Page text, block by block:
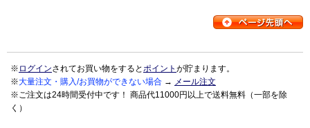
※ ログインされてお買い物をすると ポイント が貯まります。
※大量注文・購入/お買物ができない場合 → メール注文
※ご注文は24時間受付中です！ 商品代11000円以上で送料無料（一部を除
く）